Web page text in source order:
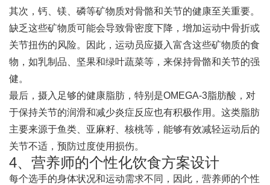
其次，钙、镁、磷等矿物质对骨骼和关节的健康至关重要。
缺乏这些矿物质可能会导致骨密度下降，增加运动中骨折或
关节扭伤的风险。因此，运动员应摄入富含这些矿物质的食
物，如乳制品、坚果和绿叶蔬菜等，来保持骨骼和关节的强
健。
最后，摄入足够的健康脂肪，特别是OMEGA-3脂肪酸，对
于保持关节的润滑和减少炎症反应也有积极作用。这类脂肪
主要来源于鱼类、亚麻籽、核桃等，能够有效减轻运动后的
关节不适，预防过度使用损伤。
4、营养师的个性化饮食方案设计
每个选手的身体状况和运动需求不同，因此，营养师的个性